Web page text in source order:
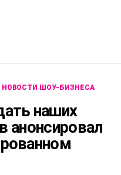
НОВОСТИ ШОУ-БИЗНЕСА
наших
анонсировал